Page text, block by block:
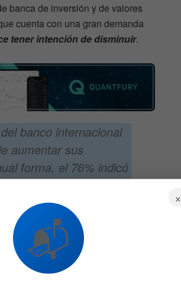
banca de inversión y de valores
cuenta con una gran demanda
tener intención de disminuir.
banco internacional
aumentar sus
forma, el 76% indicó
nivel de los 100.000
de Mercados Globales de
respecto del comercio de
×
📬